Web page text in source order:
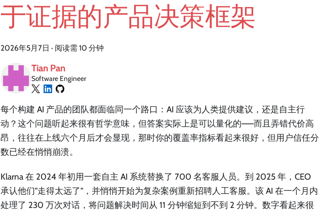
于证据的产品决策框架
2026年5月7日 · 阅读需 10 分钟
Tian Pan
Software Engineer
每个构建 AI 产品的团队都面临同一个路口：AI 应该为人类提供建议，还是自主行
动？这个问题听起来很有哲学意味，但答案实际上是可以量化的——而且弄错代价高
昂，往往在上线六个月后才会显现，那时你的覆盖率指标看起来很好，但用户信任分
数已经在悄悄崩溃。
Klarna 在 2024 年初用一套自主 AI 系统替换了 700 名客服人员。到 2025 年，CEO
承认他们"走得太远了"，并悄悄开始为复杂案例重新招聘人工客服。该 AI 在一个月内
处理了 230 万次对话，将问题解决时间从 11 分钟缩短到不到 2 分钟。数字看起来很